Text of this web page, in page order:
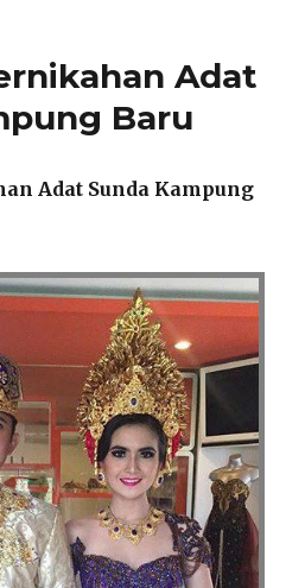
Sunda
Adat
Baru
Adat Sunda Kampung